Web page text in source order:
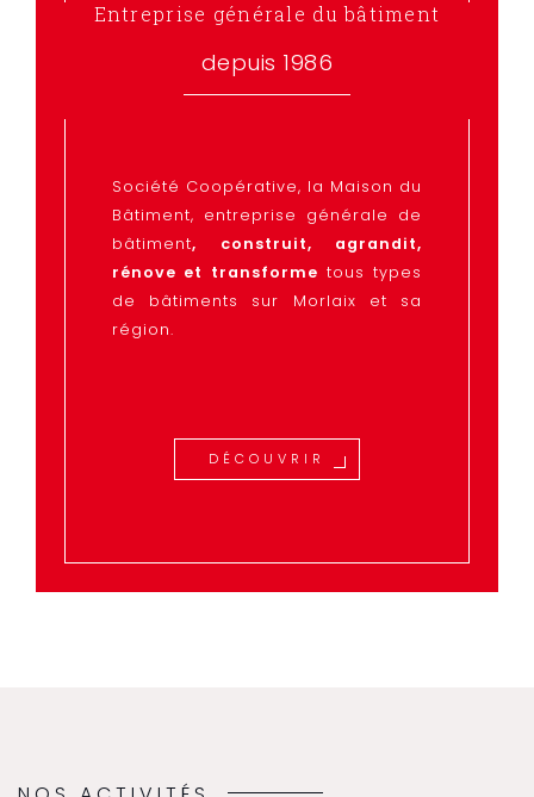
Entreprise générale du bâtiment
depuis 1986
Société Coopérative, la Maison du
Bâtiment, entreprise générale de
bâtiment, construit, agrandit,
rénove et transforme tous types
de bâtiments sur Morlaix et sa
région.
DÉCOUVRIR